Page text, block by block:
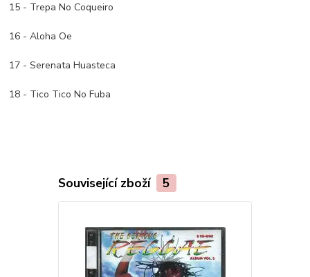
15 - Trepa No Coqueiro
16 - Aloha Oe
17 - Serenata Huasteca
18 - Tico Tico No Fuba
Související zboží 5